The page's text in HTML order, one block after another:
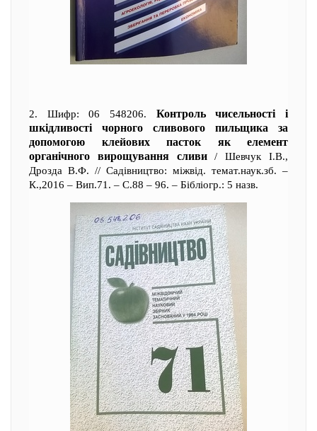
2. Шифр: 06 548206. Контроль чисельності і
шкідливості чорного сливового пильщика за
допомогою клейових пасток як елемент
органічного вирощування сливи/ Шевчук І.В.,
Дрозда В.Ф. // Садівництво: міжвід. темат.наук.зб. –
К.,2016 – Вип.71. – С.88 – 96. – Бібліогр.: 5 назв.